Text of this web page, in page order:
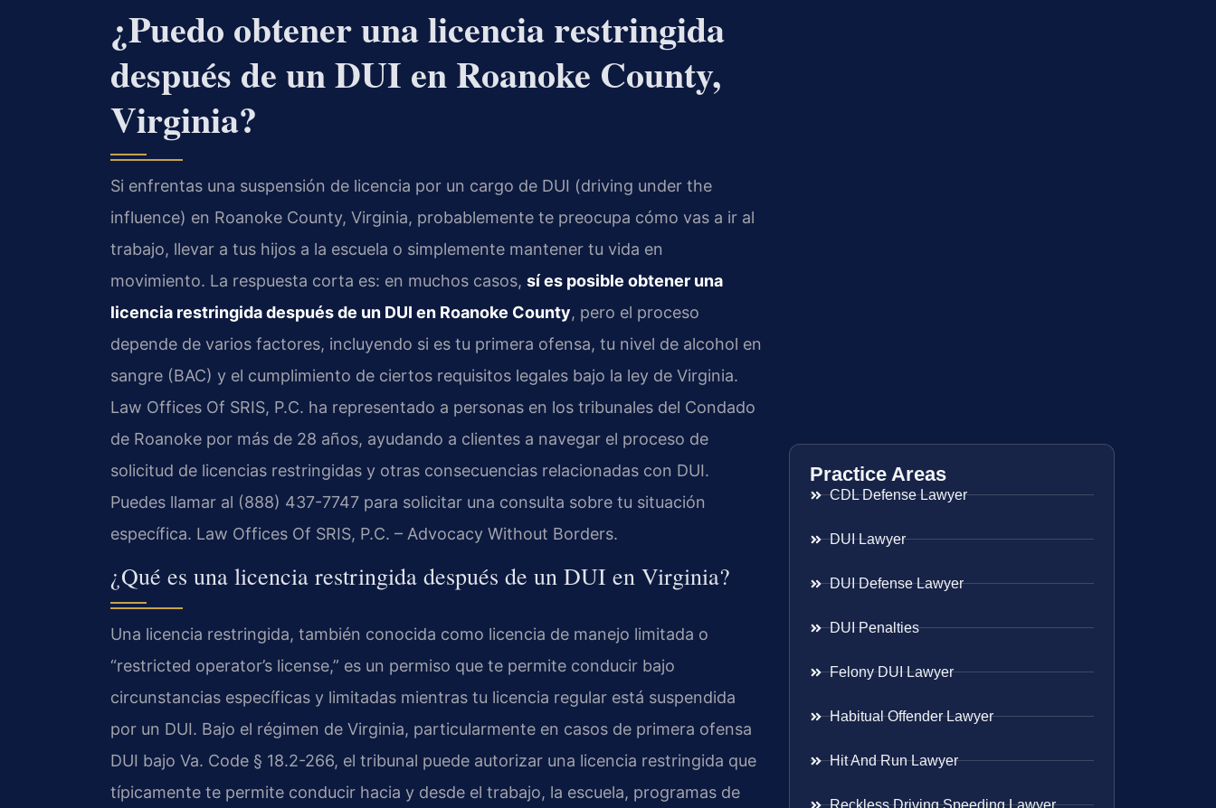
¿Puedo obtener una licencia restringida
después de un DUI en Roanoke County,
Virginia?
Si enfrentas una suspensión de licencia por un cargo de DUI (driving under the
influence) en Roanoke County, Virginia, probablemente te preocupa cómo vas a ir al
trabajo, llevar a tus hijos a la escuela o simplemente mantener tu vida en
movimiento. La respuesta corta es: en muchos casos, sí es posible obtener una
licencia restringida después de un DUI en Roanoke County, pero el proceso
depende de varios factores, incluyendo si es tu primera ofensa, tu nivel de alcohol en
sangre (BAC) y el cumplimiento de ciertos requisitos legales bajo la ley de Virginia.
Law Offices Of SRIS, P.C. ha representado a personas en los tribunales del Condado
de Roanoke por más de 28 años, ayudando a clientes a navegar el proceso de
solicitud de licencias restringidas y otras consecuencias relacionadas con DUI.
Puedes llamar al (888) 437-7747 para solicitar una consulta sobre tu situación
específica. Law Offices Of SRIS, P.C. – Advocacy Without Borders.
¿Qué es una licencia restringida después de un DUI en Virginia?
Una licencia restringida, también conocida como licencia de manejo limitada o
“restricted operator’s license,” es un permiso que te permite conducir bajo
circunstancias específicas y limitadas mientras tu licencia regular está suspendida
por un DUI. Bajo el régimen de Virginia, particularmente en casos de primera ofensa
DUI bajo Va. Code § 18.2-266, el tribunal puede autorizar una licencia restringida que
típicamente te permite conducir hacia y desde el trabajo, la escuela, programas de
Practice Areas
CDL Defense Lawyer
DUI Lawyer
DUI Defense Lawyer
DUI Penalties
Felony DUI Lawyer
Habitual Offender Lawyer
Hit And Run Lawyer
Reckless Driving Speeding Lawyer